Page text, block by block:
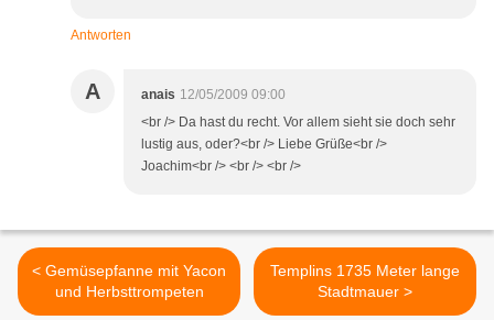
Antworten
A anais 12/05/2009 09:00
<br /> Da hast du recht. Vor allem sieht sie doch sehr
lustig aus, oder?<br /> Liebe Grüße<br />
Joachim<br /> <br /> <br />
< Gemüsepfanne mit Yacon
und Herbsttrompeten
Templins 1735 Meter lange
Stadtmauer >